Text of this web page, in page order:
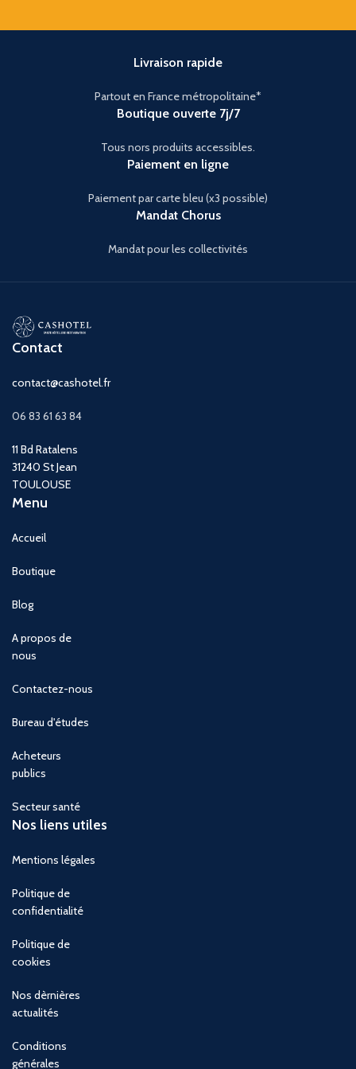
Livraison rapide
Partout en France métropolitaine*
Boutique ouverte 7j/7
Tous nors produits accessibles.
Paiement en ligne
Paiement par carte bleu (x3 possible)
Mandat Chorus
Mandat pour les collectivités
Contact
contact@cashotel.fr
06 83 61 63 84
11 Bd Ratalens
31240 St Jean
TOULOUSE
Menu
Accueil
Boutique
Blog
A propos de
nous
Contactez-nous
Bureau d'études
Acheteurs
publics
Secteur santé
Nos liens utiles
Mentions légales
Politique de
confidentialité
Politique de
cookies
Nos dèrnières
actualités
Conditions
générales